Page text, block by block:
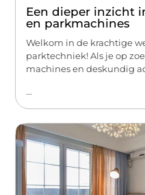
Een dieper inzicht
en parkmachines
Welkom in de krachtige
parktechniek! Als je op
machines en deskundig
...